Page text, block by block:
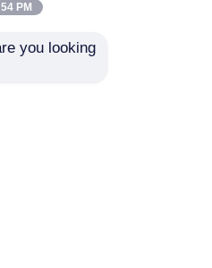
PM
you looking